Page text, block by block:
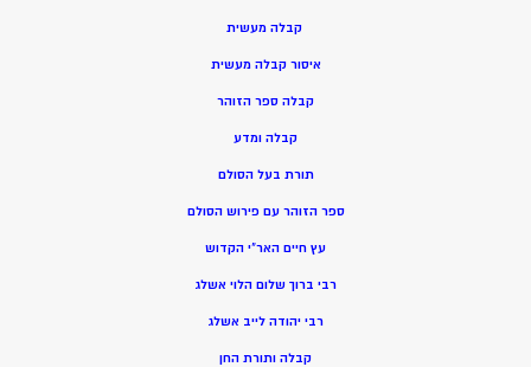
קבלה מעשית
איסור קבלה מעשית
קבלה ספר הזוהר
קבלה ומדע
תורת בעל הסולם
ספר הזוהר עם פירוש הסולם
עץ חיים האר”י הקדוש
רבי ברוך שלום הלוי אשלג
רבי יהודה לייב אשלג
קבלה ותורת החן